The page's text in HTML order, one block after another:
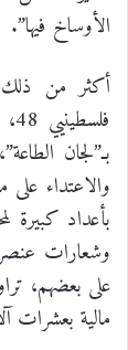
الأوساخ فيها”.
بـ”لجان
والاعتداء
بأعداد كبيرة
وشعارات
على بعضهم،
مالية بعشرات